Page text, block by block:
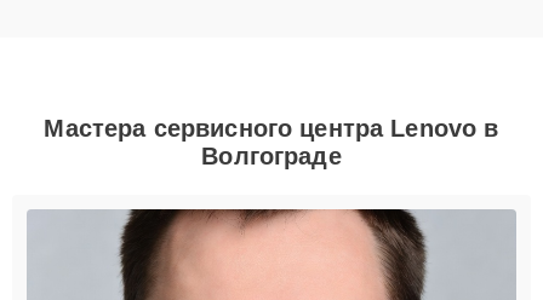
Мастера сервисного центра Lenovo в
Волгограде